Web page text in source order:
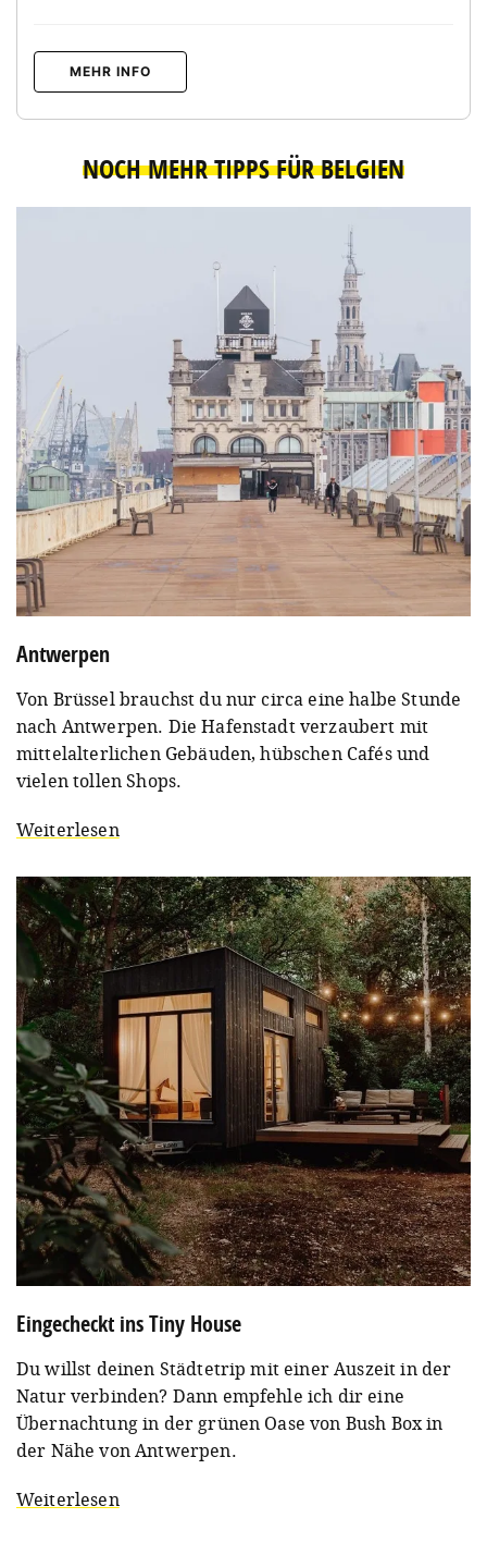
MEHR INFO
NOCH MEHR TIPPS FÜR BELGIEN
Antwerpen
Von Brüssel brauchst du nur circa eine halbe Stunde
nach Antwerpen. Die Hafenstadt verzaubert mit
mittelalterlichen Gebäuden, hübschen Cafés und
vielen tollen Shops.
Weiterlesen
Eingecheckt ins Tiny House
Du willst deinen Städtetrip mit einer Auszeit in der
Natur verbinden? Dann empfehle ich dir eine
Übernachtung in der grünen Oase von Bush Box in
der Nähe von Antwerpen.
Weiterlesen